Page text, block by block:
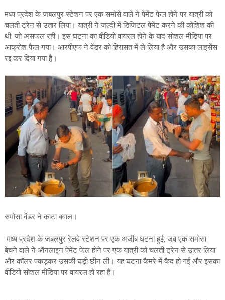
मध्य प्रदेश के जबलपुर स्टेशन पर एक समोसे वाले ने पेमेंट फेल होने पर यात्री को
चलती ट्रेन से उतार लिया। यात्री ने जल्दी में डिजिटल पेमेंट करने की कोशिश की
थी, जो असफल रही। इस घटना का वीडियो वायरल होने के बाद सोशल मीडिया पर
आक्रोश फैल गया। आरपीएफ ने वेंडर को हिरासत में ले लिया है और उसका लाइसेंस
रद्द कर दिया गया है।
समोसा वेंडर ने काटा बवाल।
मध्य प्रदेश के जबलपुर रेलवे स्टेशन पर एक अजीब घटना हुई, जब एक समोसा
बेचने वाले ने ऑनलाइन पेमेंट फेल होने पर एक यात्री को चलती ट्रेन से उातर लिया
और कॉलर पकड़कर उसकी घड़ी छीन ली। यह घटना कैमरे में कैद हो गई और इसका
वीडियो सोशल मीडिया पर वायरल हो रहा है।